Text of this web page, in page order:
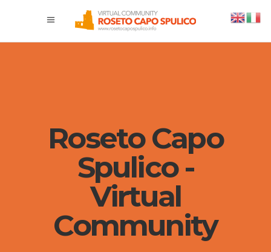
Roseto Capo
Spulico -
Virtual
Community